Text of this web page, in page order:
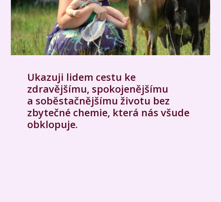
Ukazuji lidem cestu ke
zdravějšímu, spokojenějšímu
a soběstačnějšímu životu bez
zbytečné chemie, která nás všude
obklopuje.